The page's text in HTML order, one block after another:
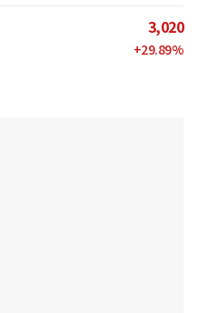
3,020
+29.89%